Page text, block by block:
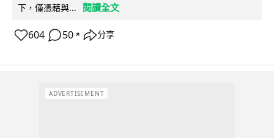
下，僅憑藉與...
閱讀全文
604 50 ↗ 分享
ADVERTISEMENT